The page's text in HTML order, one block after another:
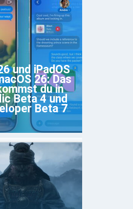
und iPadOS
26: Das
du in
Beta 4 und
Beta 7